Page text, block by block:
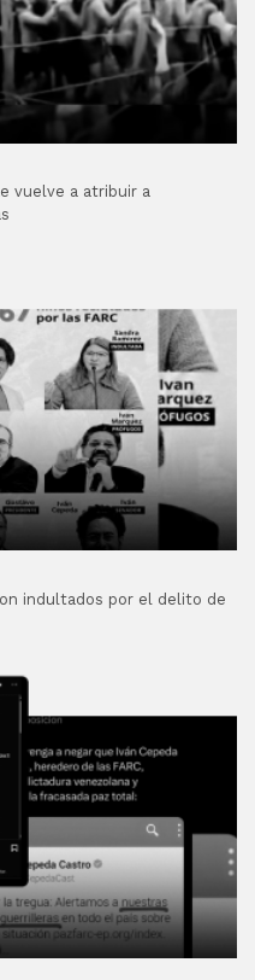
vuelve a atribuir a
indultados por el delito de